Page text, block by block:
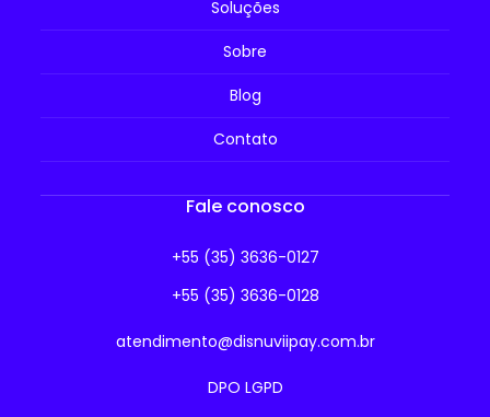
Soluções
Sobre
Blog
Contato
Fale conosco
+55 (35) 3636-0127
+55 (35) 3636-0128
atendimento@disnuviipay.com.br
DPO LGPD